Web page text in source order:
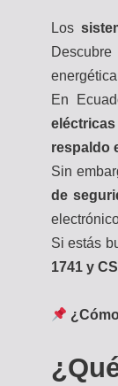
Los
Descubre
En
respaldo
Sin
de
Si estás
1741 y